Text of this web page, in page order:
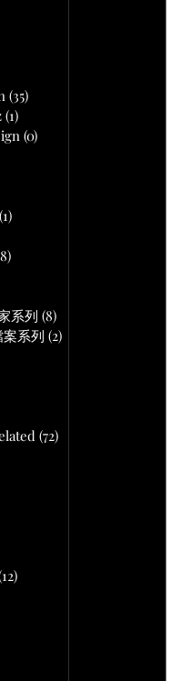
(35)
(1)
(0)
(1)
系列 (8)
系列 (2)
(72)